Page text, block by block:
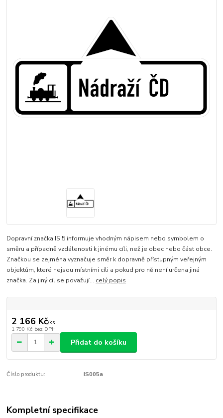
Dopravní značka IS 5 informuje vhodným nápisem nebo symbolem o
směru a případně vzdálenosti k jinému cíli, než je obec nebo část obce.
Značkou se zejména vyznačuje směr k dopravně přístupným veřejným
objektům, které nejsou místními cíli a pokud pro ně není určena jiná
značka. Za jiný cíl se považují... celý popis
2 166 Kč/ks
1 790 Kč bez DPH
Přidat do košíku
Číslo produktu: IS005a
Kompletní specifikace